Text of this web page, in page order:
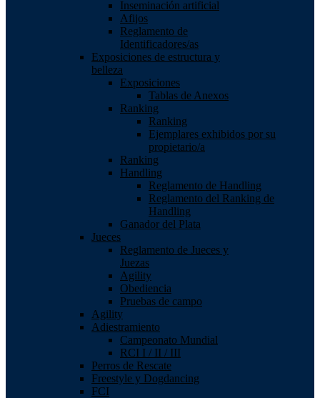
Inseminación artificial
Afijos
Reglamento de
Identificadores/as
Exposiciones de estructura y
belleza
Exposiciones
Tablas de Anexos
Ranking
Ranking
Ejemplares exhibidos por su
propietario/a
Ranking
Handling
Reglamento de Handling
Reglamento del Ranking de
Handling
Ganador del Plata
Jueces
Reglamento de Jueces y
Juezas
Agility
Obediencia
Pruebas de campo
Agility
Adiestramiento
Campeonato Mundial
RCI I / II / III
Perros de Rescate
Freestyle y Dogdancing
FCI